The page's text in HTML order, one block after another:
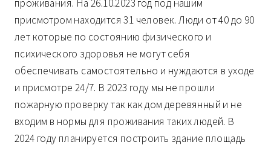
проживания. На 26.10.2023 год под нашим
присмотром находится 31 человек. Люди от 40 до 90
лет которые по состоянию физического и
психического здоровья не могут себя
обеспечивать самостоятельно и нуждаются в уходе
и присмотре 24/7. В 2023 году мы не прошли
пожарную проверку так как дом деревянный и не
входим в нормы для проживания таких людей. В
2024 году планируется построить здание площадь